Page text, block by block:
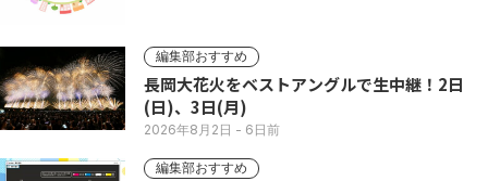
編集部おすすめ
長岡大花火をベストアングルで生中継！2日
(日)、3日(月)
2026年8月2日 - 6日前
編集部おすすめ